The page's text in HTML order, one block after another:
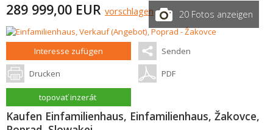
289 999,00 EUR vorschlagen 20 Fotos anzeigen
Interesse zufügen Senden
Drucken PDF
topovať inzerát
Kaufen Einfamilienhaus, Einfamilienhaus, Žakovce,